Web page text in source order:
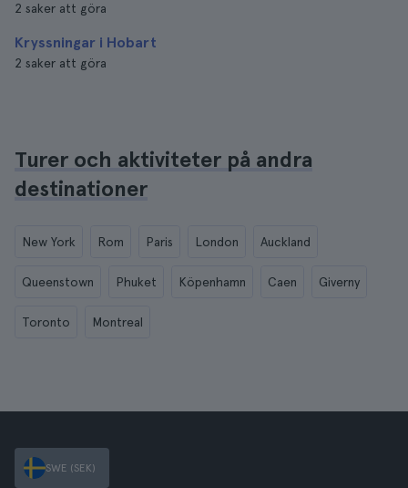
2 saker att göra
Kryssningar i Hobart
2 saker att göra
Turer och aktiviteter på andra
destinationer
New York Rom Paris London Auckland
Queenstown Phuket Köpenhamn Caen Giverny
Toronto Montreal
SWE (SEK)